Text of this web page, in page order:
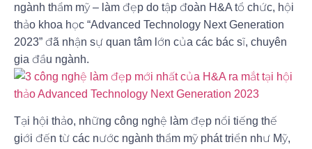
ngành thẩm mỹ – làm đẹp do tập đoàn H&A tổ chức, hội
thảo khoa học “Advanced Technology Next Generation
2023” đã nhận sự quan tâm lớn của các bác sĩ, chuyên
gia đầu ngành.
Tại hội thảo, những công nghệ làm đẹp nổi tiếng thế
giới đến từ các nước ngành thẩm mỹ phát triển như Mỹ,